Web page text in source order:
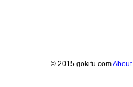
© 2015 gokifu.comAbout